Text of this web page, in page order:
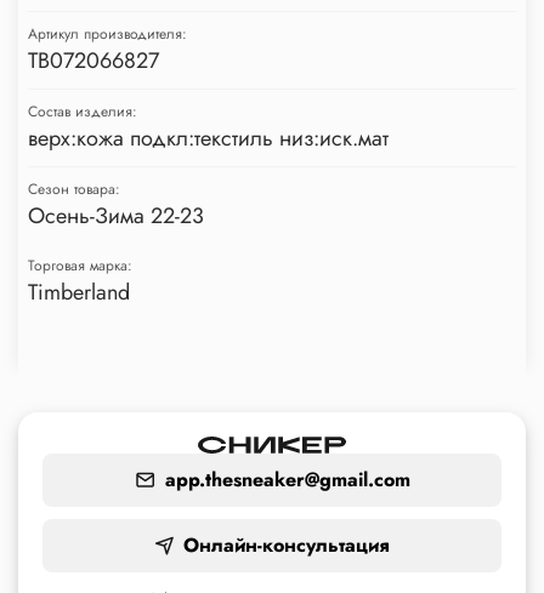
Артикул производителя:
TB072066827
Состав изделия:
верх:кожа подкл:текстиль низ:иск.мат
Сезон товара:
Осень-Зима 22-23
Торговая марка:
Timberland
app.thesneaker@gmail.com
Онлайн-консультация